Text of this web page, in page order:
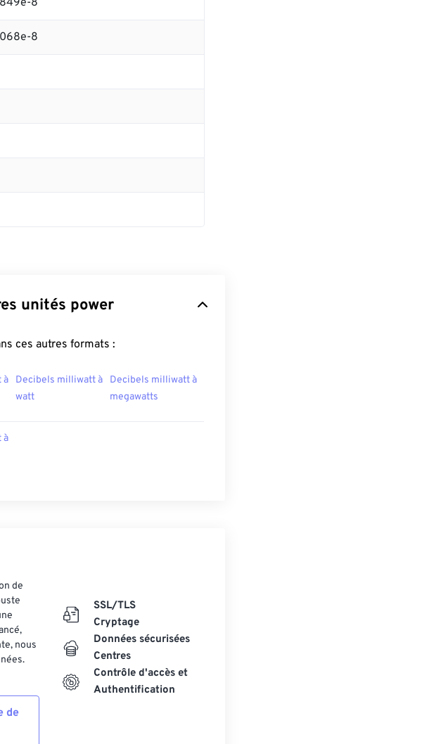
8
8
unités power
ces autres formats :
à
Decibels milliwatt à
watt
Decibels milliwatt à
megawatts
à
de
nous
de
SSL/TLS
Cryptage
Données sécurisées
Centres
Contrôle d'accès et
Authentification